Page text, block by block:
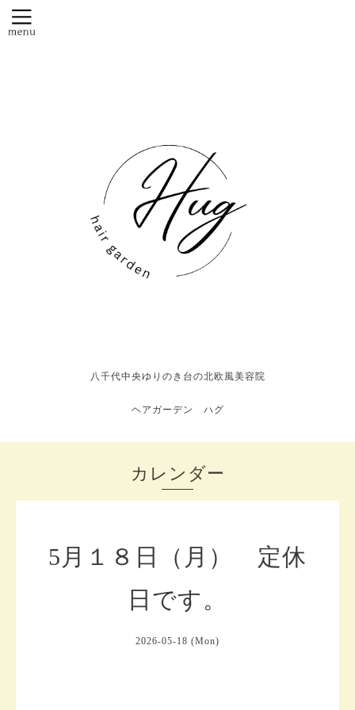
八千代中央ゆりのき台の北欧風美容院
ヘアガーデン ハグ
カレンダー
5月１８日（月） 定休
日です。
2026-05-18 (Mon)